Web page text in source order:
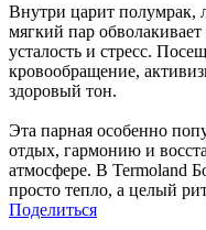
Внутри царит полумрак,
мягкий пар
усталость и стресс.
кровообращение,
здоровый тон.
Эта парная особенно
отдых, гармонию и
атмосфере. В Termoland
просто тепло, а целый
Поделиться